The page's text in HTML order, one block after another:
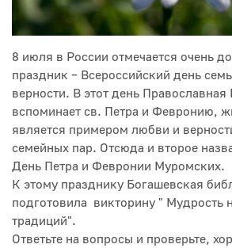
8 июля в России отмечается очень
праздник – Всероссийский день
верности. В этот день Православная
вспоминает св. Петра и Февронию,
является примером любви и
семейных пар. Отсюда и второе
День Петра и Февронии Муромских.
К этому празднику Богашевская
подготовила викторину " Мудрость
традиций".
Ответьте на вопросы и проверьте,